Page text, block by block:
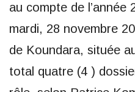
au compte de l’année
mardi, 28 novembre
de Koundara, située
total quatre (4 )